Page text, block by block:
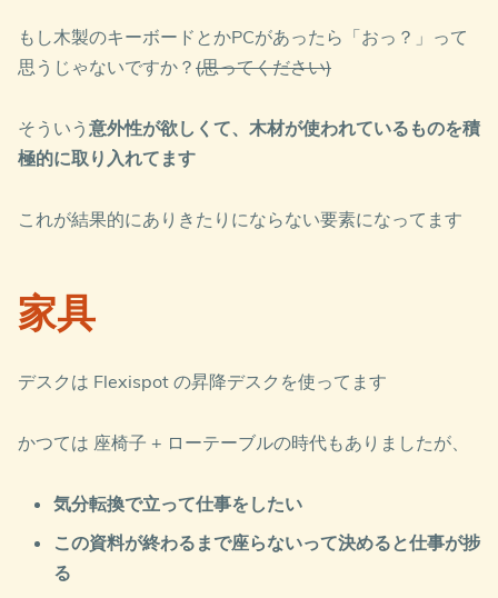
もし木製のキーボードとかPCがあったら「おっ？」って
思うじゃないですか？ (思ってください)
そういう 意外性が欲しくて、木材が使われているものを積
極的に取り入れてます
これが結果的にありきたりにならない要素になってます
家具
デスクは Flexispot の昇降デスクを使ってます
かつては 座椅子 + ローテーブルの時代もありましたが、
気分転換で立って仕事をしたい
この資料が終わるまで座らないって決めると仕事が捗
る